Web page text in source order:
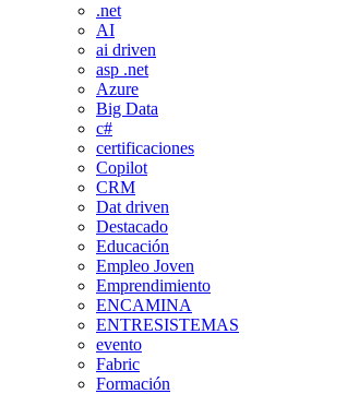
.net
AI
ai driven
asp .net
Azure
Big Data
c#
certificaciones
Copilot
CRM
Dat driven
Destacado
Educación
Empleo Joven
Emprendimiento
ENCAMINA
ENTRESISTEMAS
evento
Fabric
Formación